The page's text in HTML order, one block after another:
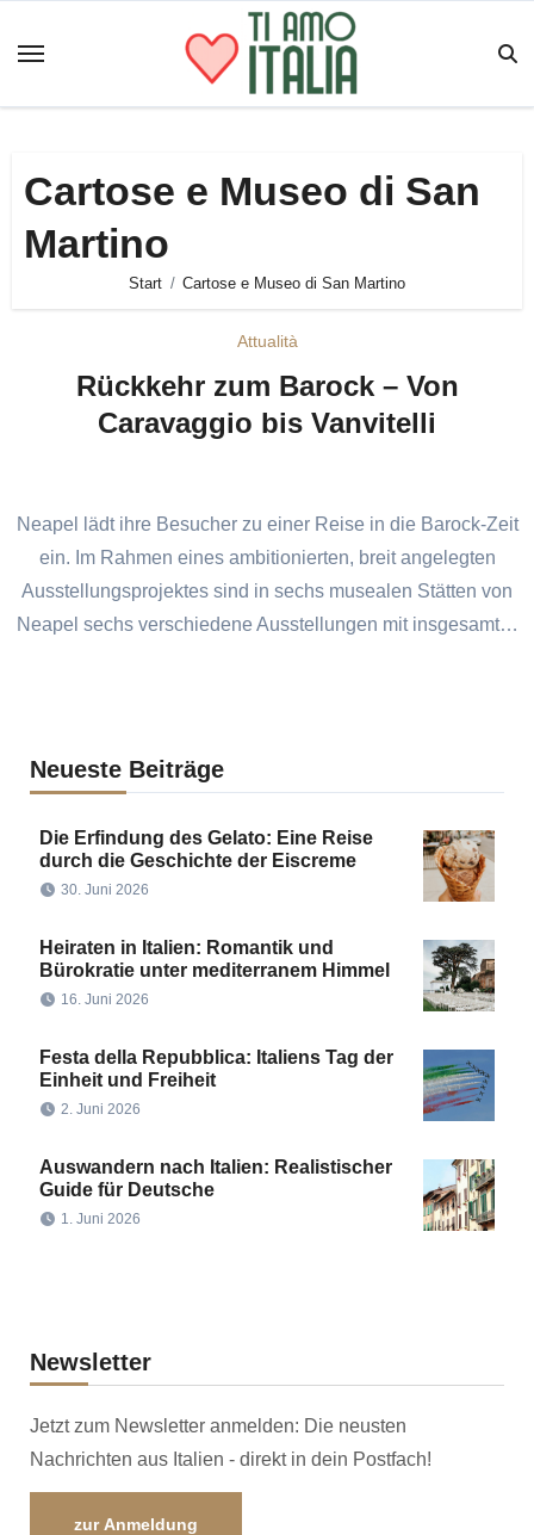
Inhalt
Cartose e Museo di San
Martino
Start Cartose e Museo di San Martino
Attualità
Rückkehr zum Barock – Von
Caravaggio bis Vanvitelli
Neapel lädt ihre Besucher zu einer Reise in die Barock-Zeit
ein. Im Rahmen eines ambitionierten, breit angelegten
Ausstellungsprojektes sind in sechs musealen Stätten von
Neapel sechs verschiedene Ausstellungen mit insgesamt…
Neueste Beiträge
Die Erfindung des Gelato: Eine Reise
durch die Geschichte der Eiscreme
30. Juni 2026
Heiraten in Italien: Romantik und
Bürokratie unter mediterranem Himmel
16. Juni 2026
Festa della Repubblica: Italiens Tag der
Einheit und Freiheit
2. Juni 2026
Auswandern nach Italien: Realistischer
Guide für Deutsche
1. Juni 2026
Newsletter
Jetzt zum Newsletter anmelden: Die neusten
Nachrichten aus Italien - direkt in dein Postfach!
zur Anmeldung